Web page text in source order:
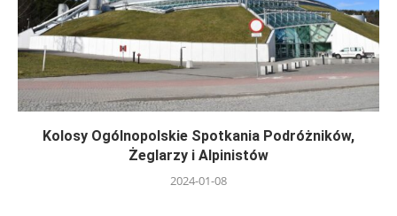
Kolosy Ogólnopolskie Spotkania Podróżników,
Żeglarzy i Alpinistów
2024-01-08